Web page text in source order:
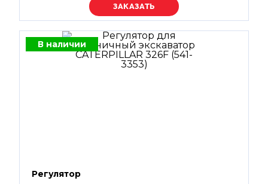
Уточняйте цену
В наличии
Регулятор